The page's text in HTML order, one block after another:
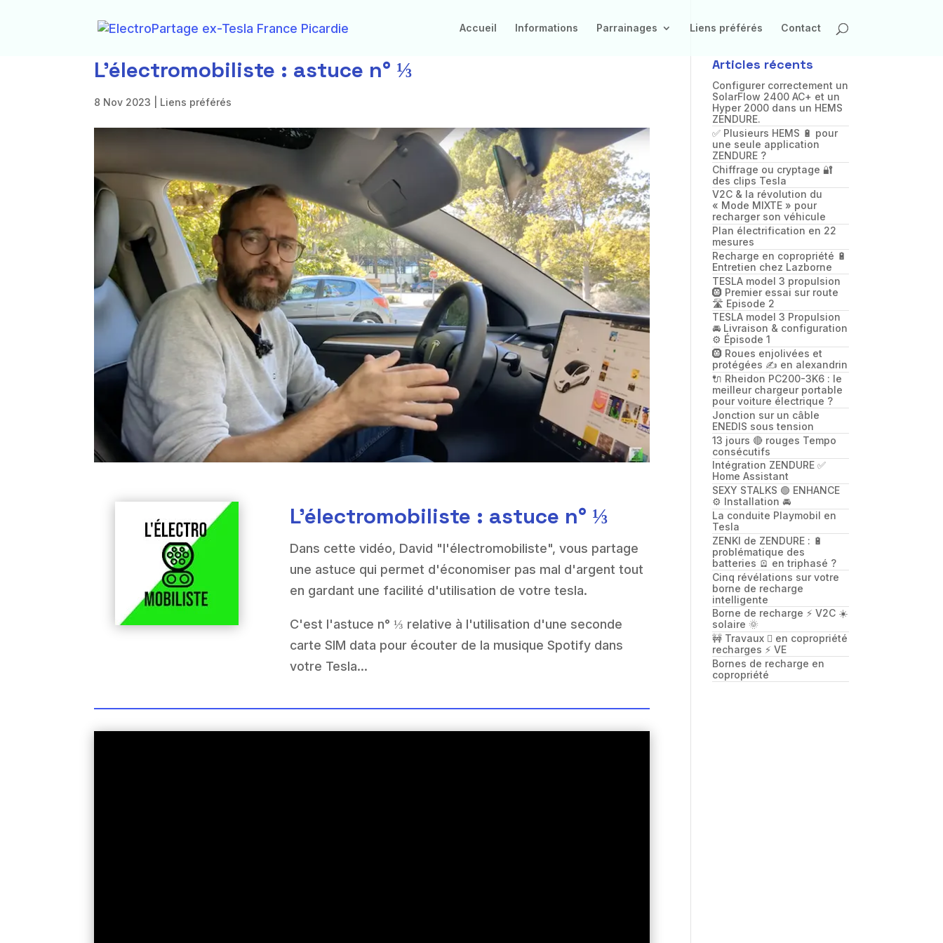
Accueil Informations Parrainages Liens préférés Contact
L’électromobiliste : astuce n° ⅓
8 Nov 2023 Liens préférés
L'électromobiliste : astuce n° ⅓
Dans cette vidéo, David "l'électromobiliste", vous partage
une astuce qui permet d'économiser pas mal d'argent tout
en gardant une facilité d'utilisation de votre tesla.
C'est l'astuce n° ⅓ relative à l'utilisation d'une seconde
carte SIM data pour écouter de la musique Spotify dans
votre Tesla...
Articles récents
Configurer correctement un
SolarFlow 2400 AC+ et un
Hyper 2000 dans un HEMS
ZENDURE.
✅ Plusieurs HEMS 🔋 pour
une seule application
ZENDURE ?
Chiffrage ou cryptage 🔐
des clips Tesla
V2C & la révolution du
« Mode MIXTE » pour
recharger son véhicule
Plan électrification en 22
mesures
Recharge en copropriété 🔋
Entretien chez Lazborne
TESLA model 3 propulsion
🛞 Premier essai sur route
🛣️ Episode 2
TESLA model 3 Propulsion
🚘 Livraison & configuration
⚙️ Épisode 1
🛞 Roues enjolivées et
protégées ✍️ en alexandrin
🔌 Rheidon PC200-3K6 : le
meilleur chargeur portable
pour voiture électrique ?
Jonction sur un câble
ENEDIS sous tension
13 jours 🔴 rouges Tempo
consécutifs
Intégration ZENDURE ✅
Home Assistant
SEXY STALKS 🟢 ENHANCE
⚙️ Installation 🚘
La conduite Playmobil en
Tesla
ZENKI de ZENDURE : 🔋
problématique des
batteries 🪫 en triphasé ?
Cinq révélations sur votre
borne de recharge
intelligente
Borne de recharge ⚡️ V2C ☀️
solaire 🌞
🚧 Travaux 🪏 en copropriété
recharges ⚡️ VE
Bornes de recharge en
copropriété